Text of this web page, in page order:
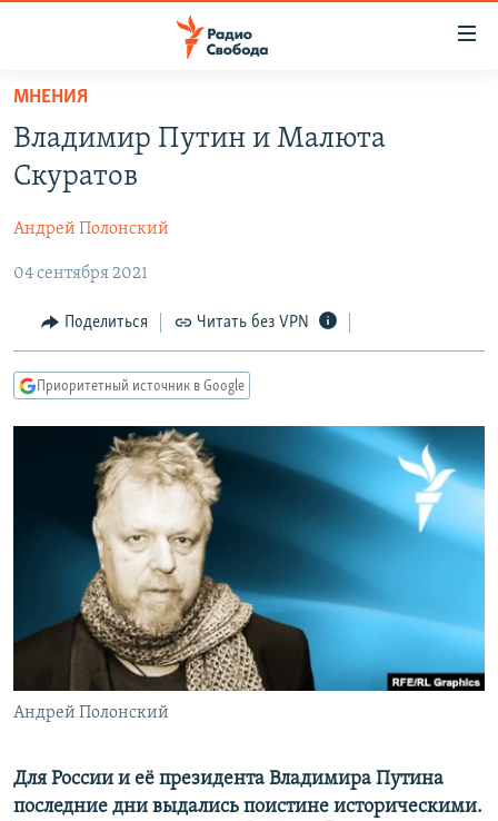
упрощенного
доступа
Вернуться
основному
Вернутся
главной
навигации
Вернутся
ПОДКАСТЫ
АВТОРСКИЕ ПРОЕКТЫ
ЦИТАТЫ СВОБОДЫ
МНЕНИЯ
КУЛЬТУРА
IDEL.РЕАЛИИ
КАВКАЗ.РЕАЛИИ
СЕВЕР.РЕАЛИИ
СИБИРЬ.РЕАЛИИ
РАСПИСАНИЕ ВЕЩАНИЯ
ПОДПИШИТЕСЬ НА РАССЫЛКУ
СОЦИАЛЬНЫЕ СЕТИ
Все сайты РСЕ/РС
МНЕНИЯ
Владимир Путин и Малюта
Скуратов
Андрей Полонский
04 сентября 2021
Поделиться Читать без VPN
Приоритетный источник в Google
Андрей Полонский
Для России и её президента Владимира Путина
последние дни выдались поистине историческими.